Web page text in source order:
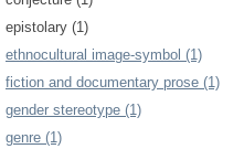
epistolary (1)
ethnocultural image-symbol (1)
fiction and documentary prose (1)
gender stereotype (1)
genre (1)